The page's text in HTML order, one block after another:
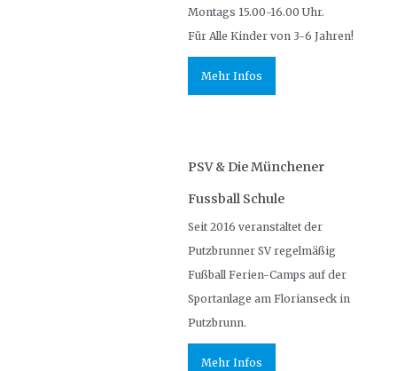
Montags 15.00-16.00 Uhr.
Für Alle Kinder von 3-6 Jahren!
Mehr Infos
PSV & Die Münchener
Fussball Schule
Seit 2016 veranstaltet der
Putzbrunner SV regelmäßig
Fußball Ferien-Camps auf der
Sportanlage am Florianseck in
Putzbrunn.
Mehr Infos